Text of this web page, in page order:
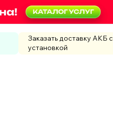
Заказать доставку АКБ с
установкой